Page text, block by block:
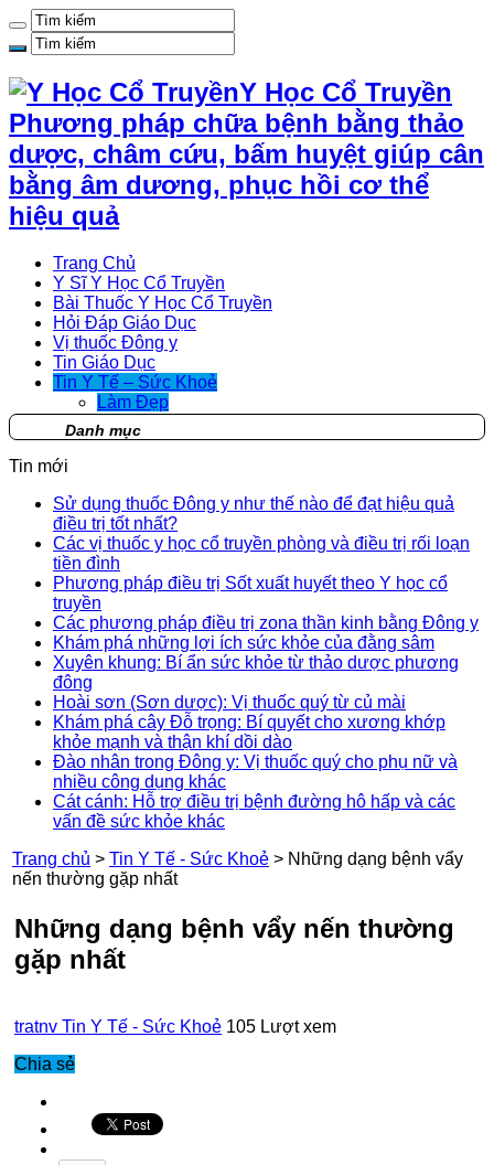
Y Học Cổ Truyền
Phương pháp chữa bệnh bằng thảo
dược, châm cứu, bấm huyệt giúp cân
bằng âm dương, phục hồi cơ thể
hiệu quả
Trang Chủ
Y Sĩ Y Học Cổ Truyền
Bài Thuốc Y Học Cổ Truyền
Hỏi Đáp Giáo Dục
Vị thuốc Đông y
Tin Giáo Dục
Tin Y Tế – Sức Khoẻ
Làm Đẹp
Danh mục
Tin mới
Sử dụng thuốc Đông y như thế nào để đạt hiệu quả
điều trị tốt nhất?
Các vị thuốc y học cổ truyền phòng và điều trị rối loạn
tiền đình
Phương pháp điều trị Sốt xuất huyết theo Y học cổ
truyền
Các phương pháp điều trị zona thần kinh bằng Đông y
Khám phá những lợi ích sức khỏe của đằng sâm
Xuyên khung: Bí ẩn sức khỏe từ thảo dược phương
đông
Hoài sơn (Sơn dược): Vị thuốc quý từ củ mài
Khám phá cây Đỗ trọng: Bí quyết cho xương khớp
khỏe mạnh và thận khí dồi dào
Đào nhân trong Đông y: Vị thuốc quý cho phụ nữ và
nhiều công dụng khác
Cát cánh: Hỗ trợ điều trị bệnh đường hô hấp và các
vấn đề sức khỏe khác
Trang chủ > Tin Y Tế - Sức Khoẻ > Những dạng bệnh vẩy
nến thường gặp nhất
Những dạng bệnh vẩy nến thường
gặp nhất
tratnv Tin Y Tế - Sức Khoẻ 105 Lượt xem
Chia sẻ